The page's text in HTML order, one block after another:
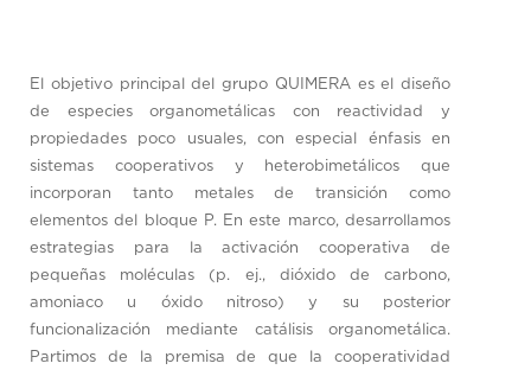
El objetivo principal del grupo QUIMERA es el diseño
de especies organometálicas con reactividad y
propiedades poco usuales, con especial énfasis en
sistemas cooperativos y heterobimetálicos que
incorporan tanto metales de transición como
elementos del bloque P. En este marco, desarrollamos
estrategias para la activación cooperativa de
pequeñas moléculas (p. ej., dióxido de carbono,
amoniaco u óxido nitroso) y su posterior
funcionalización mediante catálisis organometálica.
Partimos de la premisa de que la cooperatividad